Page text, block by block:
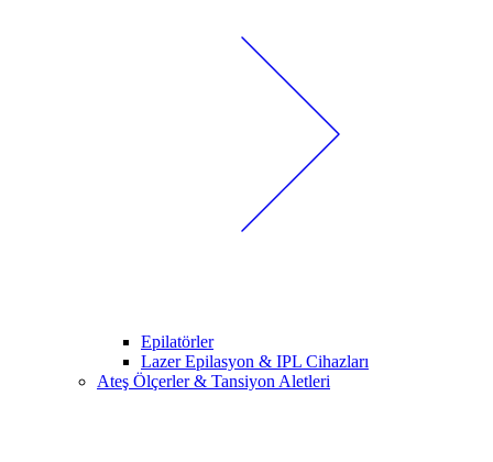
Epilatörler
Lazer Epilasyon & IPL Cihazları
Ateş Ölçerler & Tansiyon Aletleri